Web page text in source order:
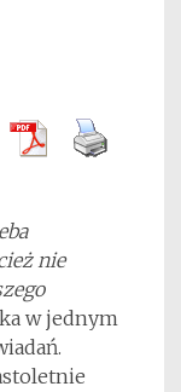
nie
w jednym